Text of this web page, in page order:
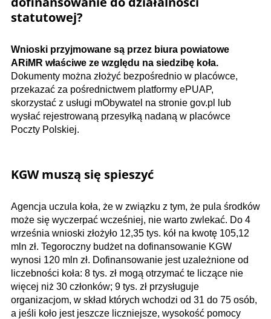
statutowej?
Wnioski przyjmowane są przez biura powiatowe
ARiMR właściwe ze względu na siedzibę koła.
Dokumenty można złożyć bezpośrednio w placówce,
przekazać za pośrednictwem platformy ePUAP,
skorzystać z usługi mObywatel na stronie gov.pl lub
wysłać rejestrowaną przesyłką nadaną w placówce
Poczty Polskiej.
KGW muszą się spieszyć
Agencja uczula koła, że w związku z tym, że pula środków
może się wyczerpać wcześniej, nie warto zwlekać. Do 4
września wnioski złożyło 12,35 tys. kół na kwotę 105,12
mln zł. Tegoroczny bud­żet na dofinansowanie KGW
wynosi 120 mln zł. Dofinansowanie jest uzależnione od
liczebności koła: 8 tys. zł mogą otrzymać te liczące nie
więcej niż 30 członków; 9 tys. zł przysługuje
organizacjom, w skład których wchodzi od 31 do 75 osób,
a jeśli koło jest jeszcze liczniejsze, wysokość pomocy